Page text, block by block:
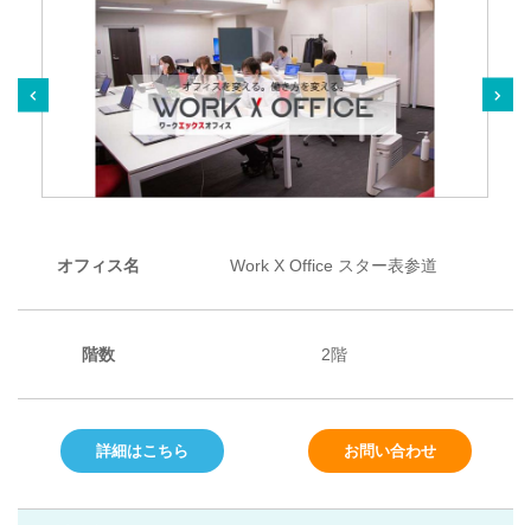
オフィス名 Work X Office スター表参道
階数 2階
詳細はこちら お問い合わせ